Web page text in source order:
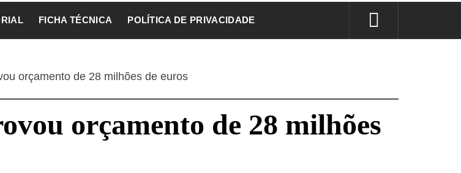
FICHA TÉCNICA POLÍTICA DE PRIVACIDADE
orçamento de 28 milhões de euros
orçamento de 28 milhões